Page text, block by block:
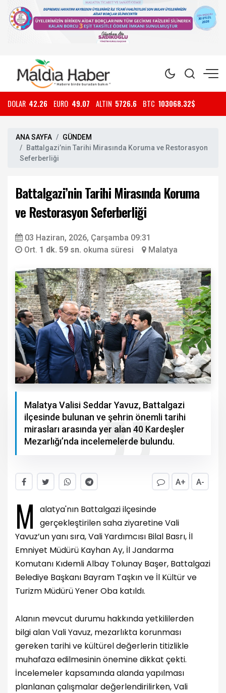
DOLAR 42.26 EURO 49.07 ALTIN 5726.6 BTC 103068.32$
ANA SAYFA
GÜNDEM
Battalgazi’nin Tarihi Mirasında Koruma ve Restorasyon
Seferberliği
Battalgazi’nin Tarihi Mirasında Koruma
ve Restorasyon Seferberliği
03 Haziran, 2026, Çarşamba 09:31
Ort. 1 dk. 59 sn. okuma süresi Malatya
Malatya Valisi Seddar Yavuz, Battalgazi
ilçesinde bulunan ve şehrin önemli tarihi
mirasları arasında yer alan 40 Kardeşler
Mezarlığı’nda incelemelerde bulundu.
A+ A-
M
alatya'nın Battalgazi ilçesinde
gerçekleştirilen saha ziyaretine Vali
Yavuz’un yanı sıra, Vali Yardımcısı Bilal Basrı, İl
Emniyet Müdürü Kayhan Ay, İl Jandarma
Komutanı Kıdemli Albay Tolunay Başer, Battalgazi
Belediye Başkanı Bayram Taşkın ve İl Kültür ve
Turizm Müdürü Yener Oba katıldı.
Alanın mevcut durumu hakkında yetkililerden
bilgi alan Vali Yavuz, mezarlıkta korunması
gereken tarihi ve kültürel değerlerin titizlikle
muhafaza edilmesinin önemine dikkat çekti.
İncelemeler kapsamında alanda yapılması
planlanan çalışmalar değerlendirilirken, Vali